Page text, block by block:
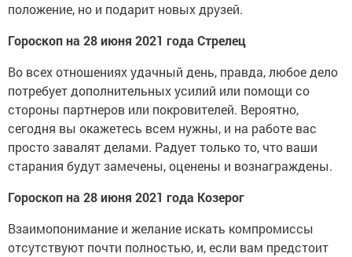
положение, но и подарит новых друзей.
Гороскоп на 28 июня 2021 года Стрелец
Во всех отношениях удачный день, правда, любое дело
потребует дополнительных усилий или помощи со
стороны партнеров или покровителей. Вероятно,
сегодня вы окажетесь всем нужны, и на работе вас
просто завалят делами. Радует только то, что ваши
старания будут замечены, оценены и вознаграждены.
Гороскоп на 28 июня 2021 года Козерог
Взаимопонимание и желание искать компромиссы
отсутствуют почти полностью, и, если вам предстоит